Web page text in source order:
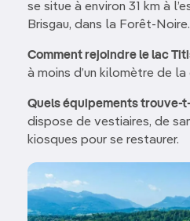
se situe à environ 31 km à
Brisgau, dans la Forêt-Noire.
Comment rejoindre le lac
à moins d’un kilomètre de
Quels équipements trouve-
dispose de vestiaires, de
kiosques pour se restaurer.
Image